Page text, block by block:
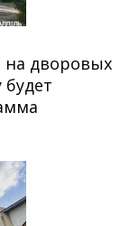
дворовых